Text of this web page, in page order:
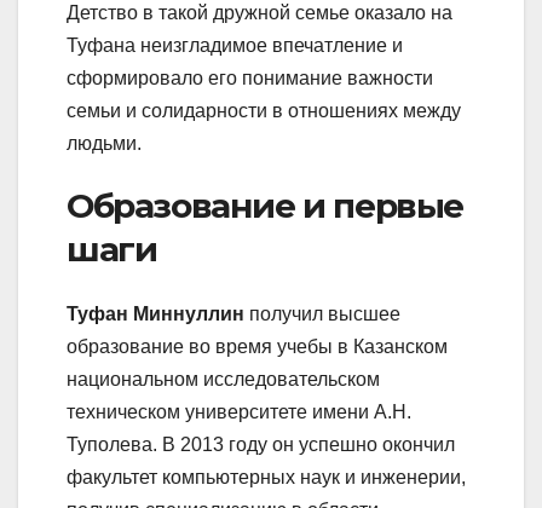
Детство в такой дружной семье оказало на
Туфана неизгладимое впечатление и
сформировало его понимание важности
семьи и солидарности в отношениях между
людьми.
Образование и первые
шаги
Туфан Миннуллин получил высшее
образование во время учебы в Казанском
национальном исследовательском
техническом университете имени А.Н.
Туполева. В 2013 году он успешно окончил
факультет компьютерных наук и инженерии,